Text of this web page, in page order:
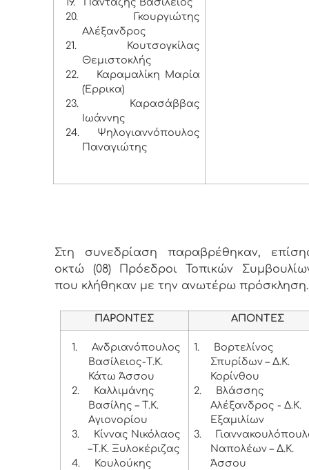
19.
Πανταζής Βασίλειος
20.
Γκουργιώτης
Αλέξανδρος
21.
Κουτσογκίλας
Θεμιστοκλής
22.
Καραμαλίκη Μαρία
(Έρρικα)
23.
Καρασάββας
Ιωάννης
24.
Ψηλογιαννόπουλος
Παναγιώτης
Στη συνεδρίαση παραβρέθηκαν,
οκτώ (08) Πρόεδροι Τοπικών
που κλήθηκαν με την ανωτέρω
ΠΑΡΟΝΤΕΣ ΑΠΟΝΤΕΣ
1.
Ανδριανόπουλος
Βασίλειος-Τ.Κ.
Κάτω Άσσου
2.
Καλλιμάνης
Βασίλης – Τ.Κ.
Αγιονορίου
3.
Κίννας Νικόλαος
–Τ.Κ. Ξυλοκέριζας
4.
Κουλούκης
1.
Βορτελίνος
Σπυρίδων – Δ.Κ.
Κορίνθου
2.
Βλάσσης
Αλέξανδρος - Δ.Κ.
Εξαμιλίων
3.
Ναπολέων – Δ.Κ.
Άσσου